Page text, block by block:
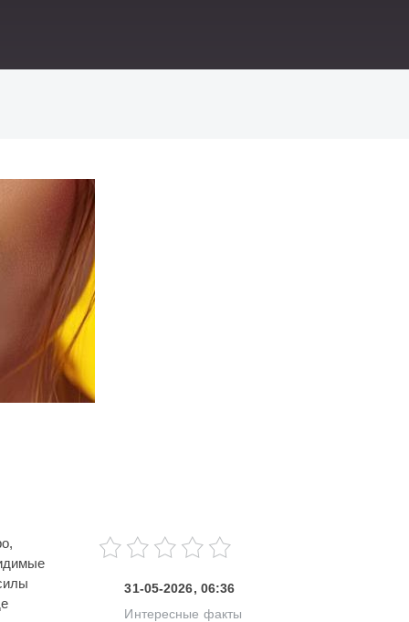
31-05-2026, 06:36
Интересные факты